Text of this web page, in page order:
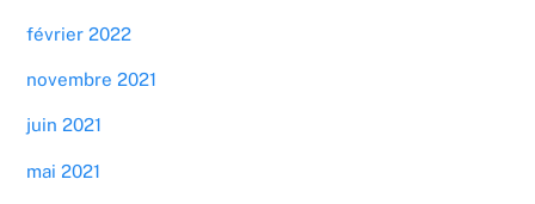
février 2022
novembre 2021
juin 2021
mai 2021